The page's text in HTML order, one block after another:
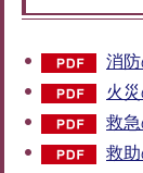
消
火
救
救